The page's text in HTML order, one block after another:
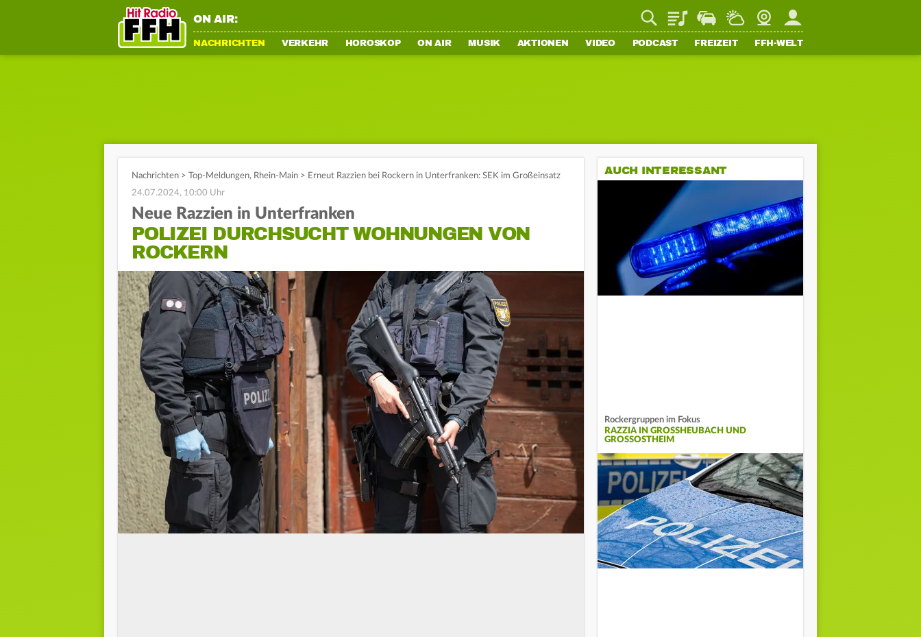
ON AIR: PlaylistStaupilotWetterWebcamMein FFH
NACHRICHTEN VERKEHR HOROSKOP ON AIR MUSIK AKTIONEN VIDEO PODCAST FREIZEIT FFH-WELT
Nachrichten > Top-Meldungen, Rhein-Main > Erneut Razzien bei Rockern in Unterfranken: SEK im Großeinsatz
24.07.2024, 10:00 Uhr
Neue Razzien in Unterfranken
POLIZEI DURCHSUCHT WOHNUNGEN VON
ROCKERN
AUCH INTERESSANT
Rockergruppen im Fokus
RAZZIA IN GROSSHEUBACH UND G
ROSSOSTHEIM